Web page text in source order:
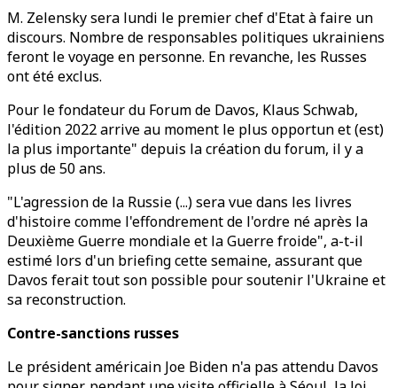
M. Zelensky sera lundi le premier chef d'Etat à faire un
discours. Nombre de responsables politiques ukrainiens
feront le voyage en personne. En revanche, les Russes
ont été exclus.
Pour le fondateur du Forum de Davos, Klaus Schwab,
l'édition 2022 arrive au moment le plus opportun et (est)
la plus importante" depuis la création du forum, il y a
plus de 50 ans.
"L'agression de la Russie (...) sera vue dans les livres
d'histoire comme l'effondrement de l'ordre né après la
Deuxième Guerre mondiale et la Guerre froide", a-t-il
estimé lors d'un briefing cette semaine, assurant que
Davos ferait tout son possible pour soutenir l'Ukraine et
sa reconstruction.
Contre-sanctions russes
Le président américain Joe Biden n'a pas attendu Davos